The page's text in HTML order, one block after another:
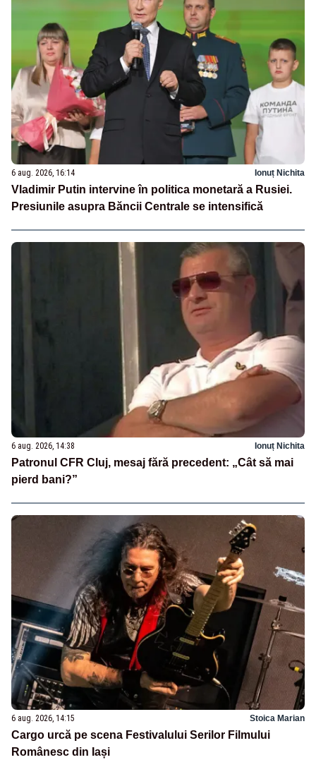
6 aug. 2026, 16:14 Ionuț Nichita
Vladimir Putin intervine în politica monetară a Rusiei.
Presiunile asupra Băncii Centrale se intensifică
6 aug. 2026, 14:38 Ionuț Nichita
Patronul CFR Cluj, mesaj fără precedent: „Cât să mai
pierd bani?”
6 aug. 2026, 14:15 Stoica Marian
Cargo urcă pe scena Festivalului Serilor Filmului
Românesc din Iași